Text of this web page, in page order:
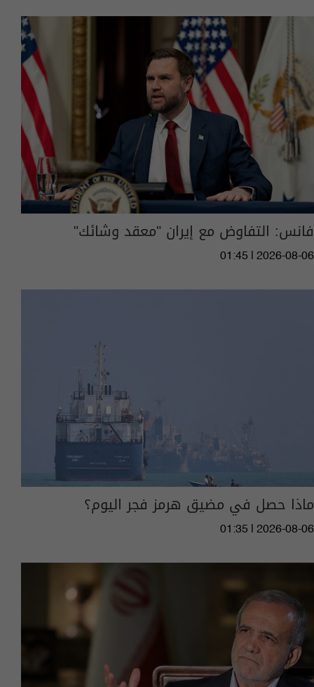
فانس: التفاوض مع إيران "معقد وشائك"
01:45 | 2026-08-06
ماذا حصل في مضيق هرمز فجر اليوم؟
01:35 | 2026-08-06